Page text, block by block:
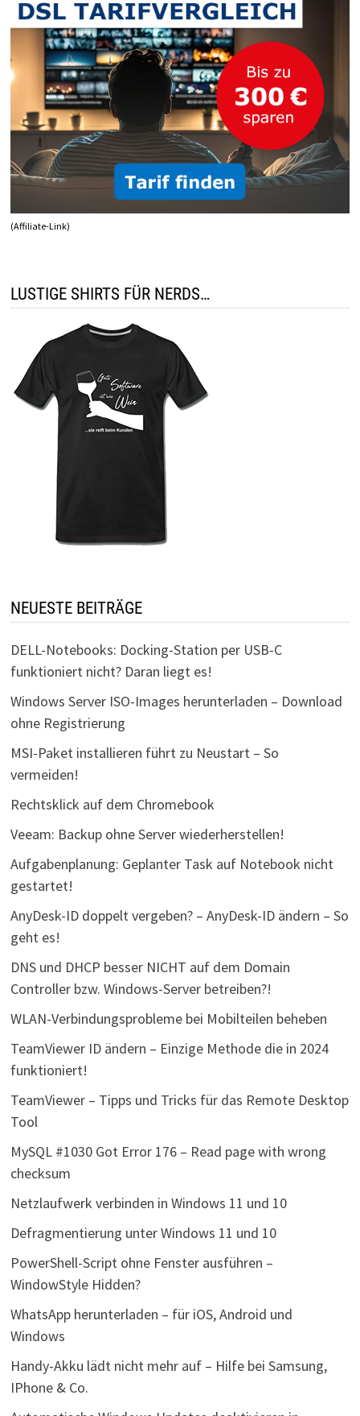
FÜR
EINEN
NAHTLOSEN
BETRIEB
MACHEN?
(Affiliate-Link)
LUSTIGE SHIRTS FÜR NERDS…
NEUESTE BEITRÄGE
DELL-Notebooks: Docking-Station per USB-C
funktioniert nicht? Daran liegt es!
Windows Server ISO-Images herunterladen – Download
ohne Registrierung
MSI-Paket installieren führt zu Neustart – So
vermeiden!
Rechtsklick auf dem Chromebook
Veeam: Backup ohne Server wiederherstellen!
Aufgabenplanung: Geplanter Task auf Notebook nicht
gestartet!
AnyDesk-ID doppelt vergeben? – AnyDesk-ID ändern – So
geht es!
DNS und DHCP besser NICHT auf dem Domain
Controller bzw. Windows-Server betreiben?!
WLAN-Verbindungsprobleme bei Mobilteilen beheben
TeamViewer ID ändern – Einzige Methode die in 2024
funktioniert!
TeamViewer – Tipps und Tricks für das Remote Desktop
Tool
MySQL #1030 Got Error 176 – Read page with wrong
checksum
Netzlaufwerk verbinden in Windows 11 und 10
Defragmentierung unter Windows 11 und 10
PowerShell-Script ohne Fenster ausführen –
WindowStyle Hidden?
WhatsApp herunterladen – für iOS, Android und
Windows
Handy-Akku lädt nicht mehr auf – Hilfe bei Samsung,
IPhone & Co.